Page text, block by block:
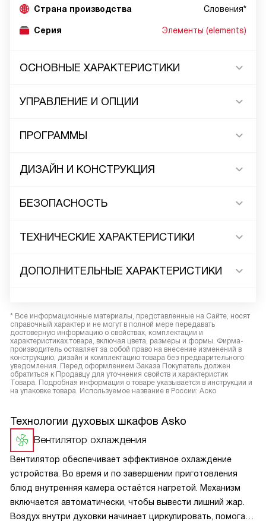
Страна производства Словения*
Серия Элементы (elements)
ОСНОВНЫЕ ХАРАКТЕРИСТИКИ
УПРАВЛЕНИЕ И ОПЦИИ
ПРОГРАММЫ
ДИЗАЙН И КОНСТРУКЦИЯ
БЕЗОПАСНОСТЬ
ТЕХНИЧЕСКИЕ ХАРАКТЕРИСТИКИ
ДОПОЛНИТЕЛЬНЫЕ ХАРАКТЕРИСТИКИ
* Все информационные материалы, представленные на Сайте, носят
справочный характер и не могут в полной мере передавать
достоверную информацию о свойствах, комплектации и
характеристиках товара, включая цвета, размеры и формы. Фирма-
производитель оставляет за собой право на внесение изменений в
конструкцию, дизайн и комплектацию товара без предварительного
уведомления. Перед оформлением Заказа Покупатель должен
обратиться к Продавцу для уточнения свойств и характеристик
Товара. Подробная информация о товаре указывается в инструкции и
на упаковке товара. Используемое название в России: Аско
Технологии духовых шкафов Asko
Вентилятор охлаждения
Вентилятор обеспечивает эффективное охлаждение
устройства. Во время и по завершении приготовления
блюд внутренняя камера остаётся нагретой. Механизм
включается автоматически, чтобы вывести лишний жар.
Воздух внутри духовки начинает циркулировать, помогая